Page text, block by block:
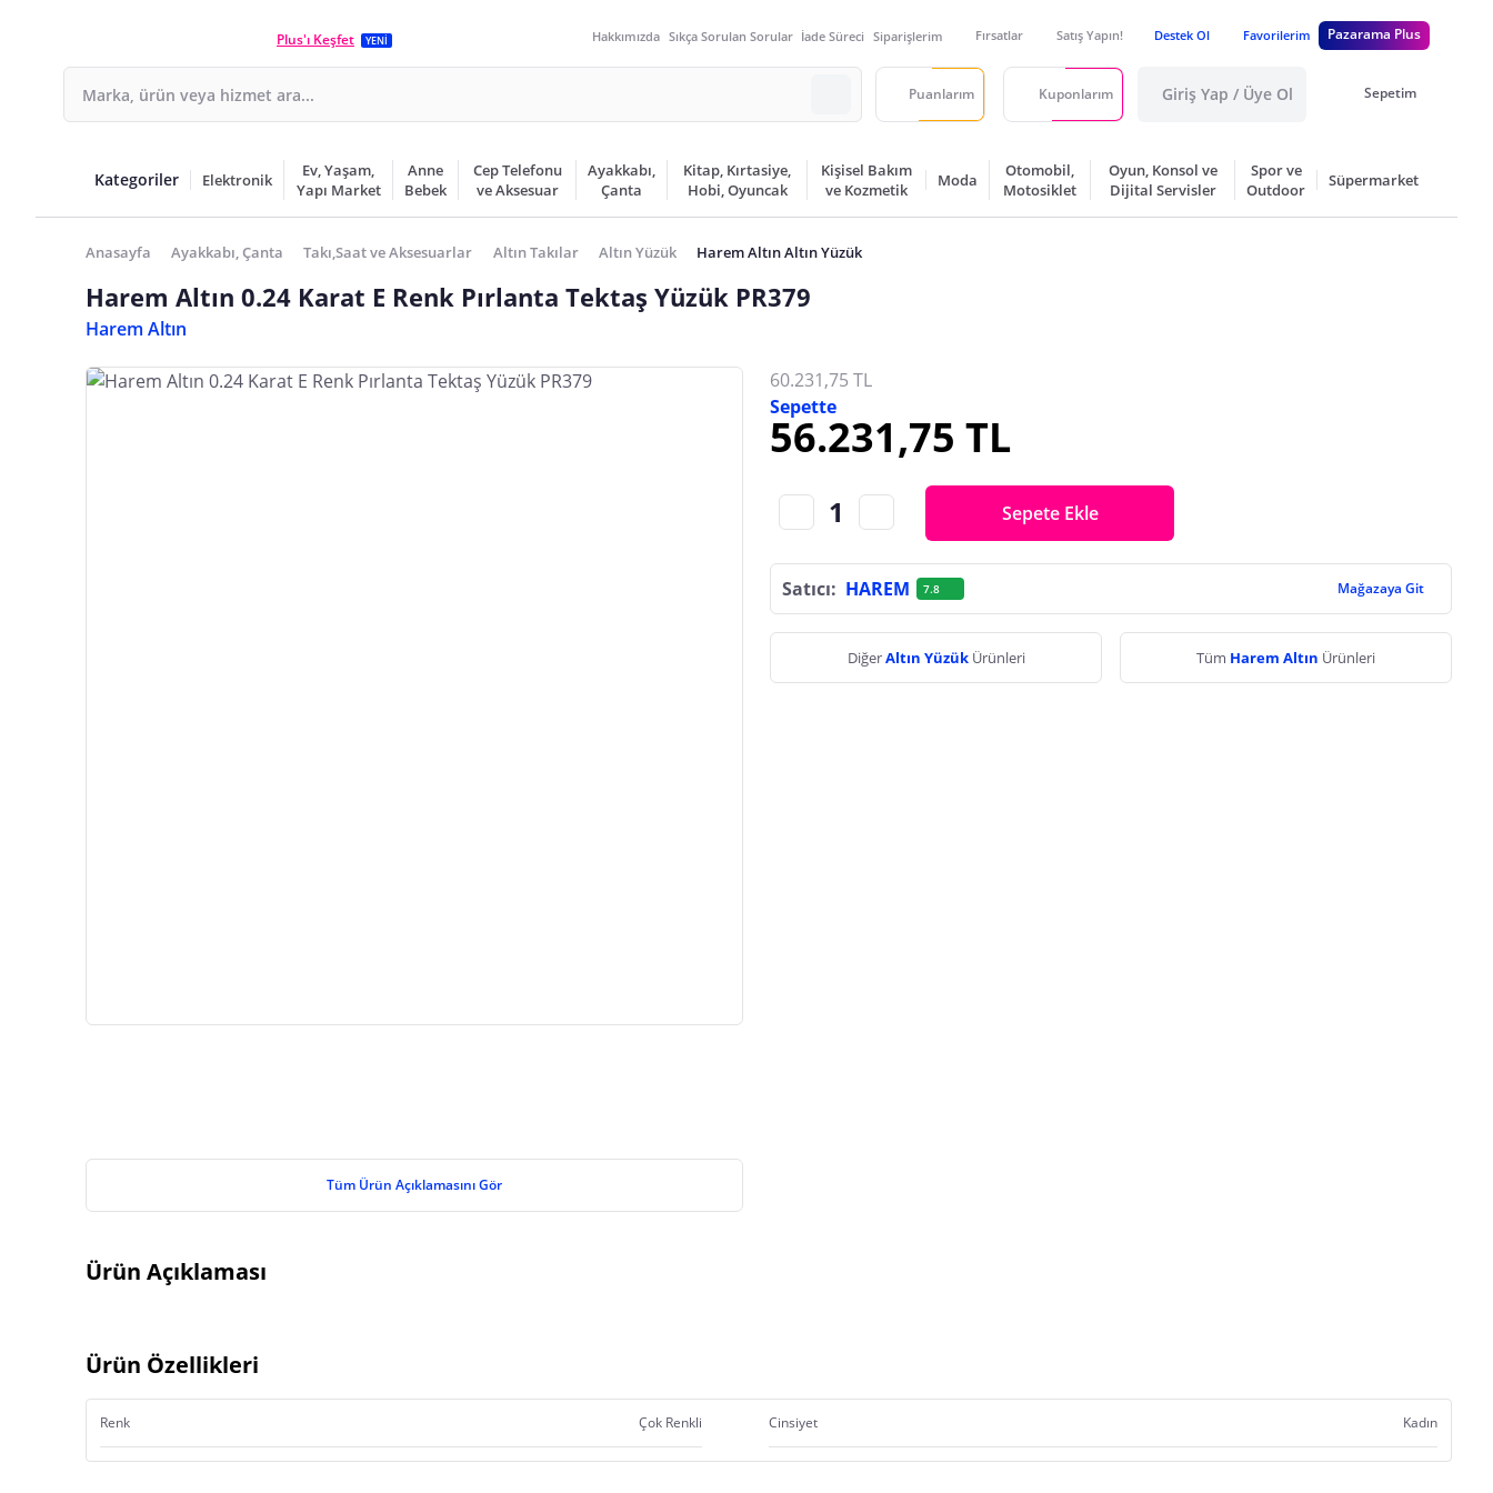
Plus'ı Keşfet YENİ Hakkımızda Sıkça Sorulan Sorular İade Süreci Siparişlerim Fırsatlar Satış Yapın! Destek Ol Favorilerim Pazarama Plus
Puanlarım Kuponlarım Giriş Yap / Üye Ol Sepetim
Kategoriler Elektronik
Ev, Yaşam,
Yapı Market
Anne
Bebek
Cep Telefonu
ve Aksesuar
Ayakkabı,
Çanta
Kitap, Kırtasiye,
Hobi, Oyuncak
Kişisel Bakım
ve Kozmetik
Moda
Otomobil,
Motosiklet
Oyun, Konsol ve
Dijital Servisler
Spor ve
Outdoor
Süpermarket
Anasayfa Ayakkabı, Çanta Takı,Saat ve Aksesuarlar Altın Takılar Altın Yüzük Harem Altın Altın Yüzük
Harem Altın 0.24 Karat E Renk Pırlanta Tektaş Yüzük PR379
Harem Altın
Tüm Ürün Açıklamasını Gör
60.231,75 TL
Sepette
56.231,75 TL
Sepete Ekle
Satıcı: HAREM 7.8 Mağazaya Git
DiğerAltın Yüzük Ürünleri Tüm Harem Altın Ürünleri
Ürün Açıklaması
Ürün Özellikleri
Renk Çok Renkli Cinsiyet Kadın